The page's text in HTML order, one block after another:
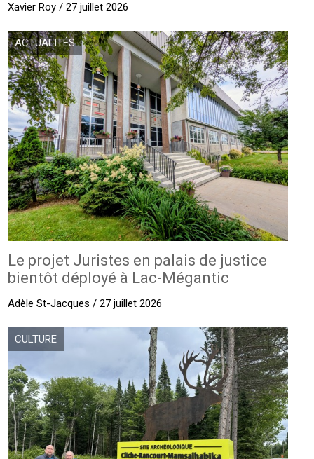
Xavier Roy / 27 juillet 2026
ACTUALITÉS
Le projet Juristes en palais de justice
bientôt déployé à Lac-Mégantic
Adèle St-Jacques / 27 juillet 2026
CULTURE